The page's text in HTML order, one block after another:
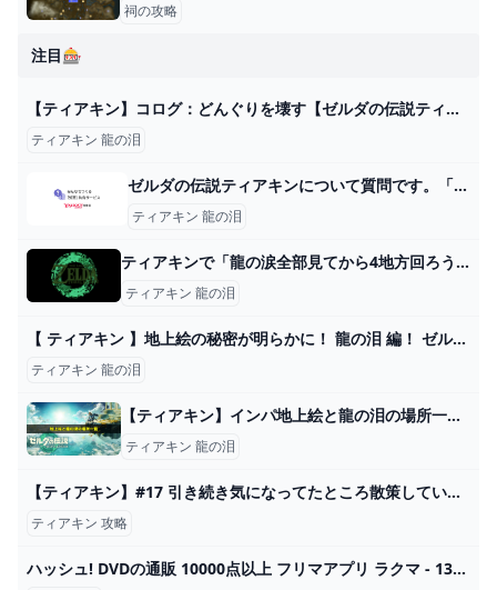
祠の攻略
注目🎰
【ティアキン】コログ：どんぐりを壊す【ゼルダの伝説ティアーズオブザキングダム】 - ゲームライン
ティアキン 龍の泪
ゼルダの伝説ティアキンについて質問です。「龍の泪」を攻略してマ... - Yahoo!知恵袋
ティアキン 龍の泪
ティアキンで「龍の涙全部見てから4地方回ろう」←これやると全ての展開が茶番になるという事実
ティアキン 龍の泪
【 ティアキン 】地上絵の秘密が明らかに！ 龍の泪 編！ ゼルダの伝説ティアーズオブキングダム【ホロライブ/沙花叉クロヱ】 ゼルダの伝説 ティアーズオブザキングダム情報局
ティアキン 龍の泪
【ティアキン】インパ地上絵と龍の泪の場所一覧｜報酬は？【ティアーズオブザキングダム】 ワイトのゲーム案内所
ティアキン 龍の泪
【ティアキン】#17 引き続き気になってたところ散策していくよ！！ 【ゼルダの伝説 ティアーズオブザキングダム/終夜 凛/Vtuber/バ美肉】 - YouTube
ティアキン 攻略
ハッシュ! DVDの通販 10000点以上 フリマアプリ ラクマ - 13ページ目